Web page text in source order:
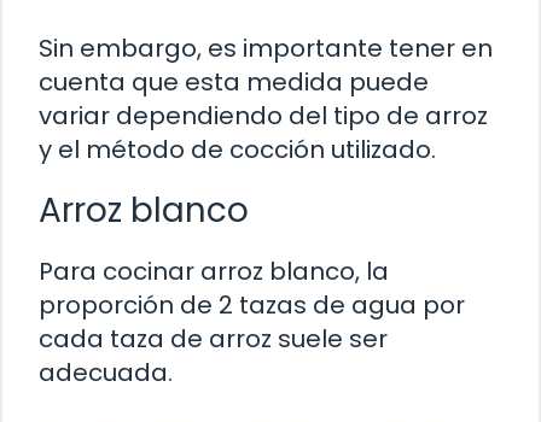
Sin embargo, es importante tener en
cuenta que esta medida puede
variar dependiendo del tipo de arroz
y el método de cocción utilizado.
Arroz blanco
Para cocinar arroz blanco, la
proporción de 2 tazas de agua por
cada taza de arroz suele ser
adecuada.